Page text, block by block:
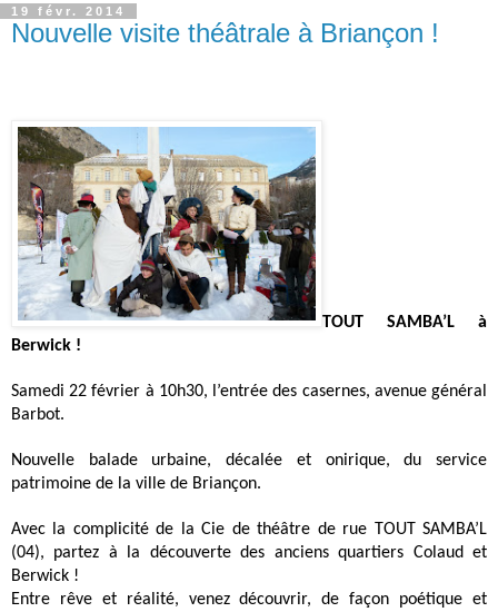
19 févr. 2014
Nouvelle visite théâtrale à Briançon !
TOUT SAMBA’L à
Berwick !
Samedi 22 février à 10h30, l’entrée des casernes, avenue général
Barbot.
Nouvelle balade urbaine, décalée et onirique,du service
patrimoine de la ville de Briançon.
Avec la complicité de la Cie de théâtre de rue TOUT SAMBA’L
(04), partez à la découverte des anciens quartiers Colaud et
Berwick !
Entre rêve et réalité, venez découvrir, de façon poétique et